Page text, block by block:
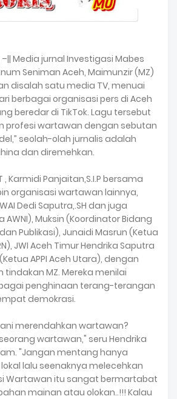
Media jurnal Investigasi Mabes
Seniman Aceh, Maimunzir (MZ)
disalah satu media TV, menuai
berbagai organisasi pers di Aceh
beredar di TikTok. Lagu tersebut
profesi wartawan dengan sebutan
seolah-olah jurnalis adalah
dan diremehkan.
, Karmidi Panjaitan,S.I.P bersama
organisasi wartawan lainnya,
Dedi Saputra,.SH dan juga
AWNI), Muksin (Koordinator Bidang
Publikasi), Junaidi Masrun (Ketua
JWI Aceh Timur Hendrika Saputra
APPI Aceh Utara), dengan
MZ. Mereka menilai
penghinaan terang-terangan
demokrasi.
merendahkan wartawan?
wartawan," seru Hendrika
"Jangan mentang hanya
lalu seenaknya melecehkan
Wartawan itu sangat bermartabat
mainan atau olokan..!!! Kalau